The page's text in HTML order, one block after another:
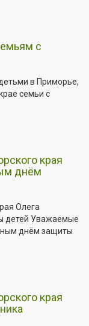
с
в Приморье,
семьи с
края
днём
Олега
детей Уважаемые
днём защиты
края